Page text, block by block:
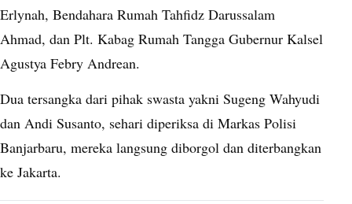
Erlynah, Bendahara Rumah Tahfidz Darussalam
Ahmad, dan Plt. Kabag Rumah Tangga Gubernur Kalsel
Agustya Febry Andrean.
Dua tersangka dari pihak swasta yakni Sugeng Wahyudi
dan Andi Susanto, sehari diperiksa di Markas Polisi
Banjarbaru, mereka langsung diborgol dan diterbangkan
ke Jakarta.